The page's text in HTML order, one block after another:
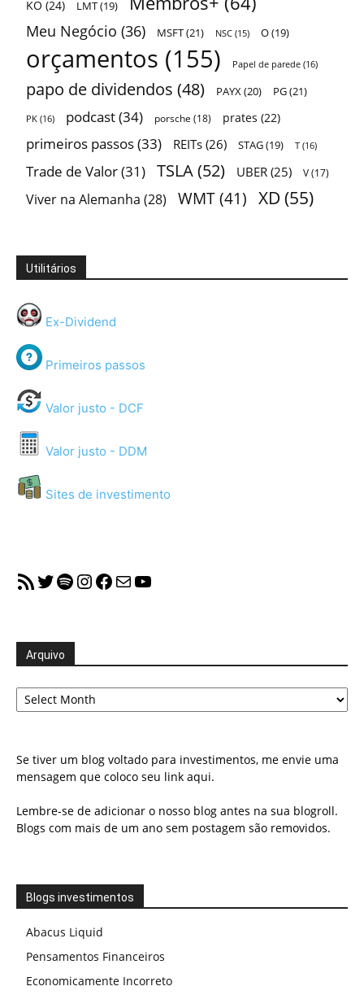
KO (24) LMT(19)
Meu Negócio (36) MSFT(21) NSC (15) O(19)
orçamentos (155) Papel de parede (16)
papo de dividendos (48) PAYX(20) PG(21)
PK (16) podcast(34) porsche (18) prates (22)
primeiros passos(33) REITs (26) STAG(19) T (16)
Trade de Valor(31) TSLA(52) UBER (25) V(17)
Viver na Alemanha (28) WMT (41) XD (55)
Utilitários
Ex-Dividend
Primeiros passos
Valor justo - DCF
Valor justo - DDM
Sites de investimento
RSS FeedTwitter
Spotify
Instagram
Facebook
MailYouTube
Arquivo
Arquivo
Se tiver um blog voltado para investimentos, me envie uma
mensagem que coloco seu link aqui.
Lembre-se de adicionar o nosso blog antes na sua blogroll.
Blogs com mais de um ano sem postagem são removidos.
Blogs investimentos
Abacus Liquid
Pensamentos Financeiros
Economicamente Incorreto